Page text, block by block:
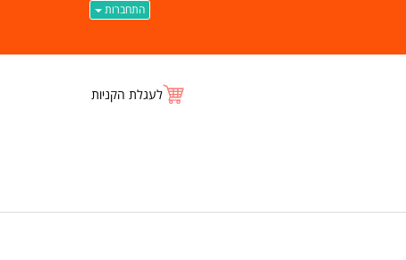
התחברות
לעגלת הקניות